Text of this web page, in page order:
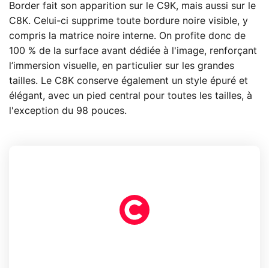
Border fait son apparition sur le C9K, mais aussi sur le
C8K. Celui-ci supprime toute bordure noire visible, y
compris la matrice noire interne. On profite donc de
100 % de la surface avant dédiée à l'image, renforçant
l’immersion visuelle, en particulier sur les grandes
tailles. Le C8K conserve également un style épuré et
élégant, avec un pied central pour toutes les tailles, à
l'exception du 98 pouces.